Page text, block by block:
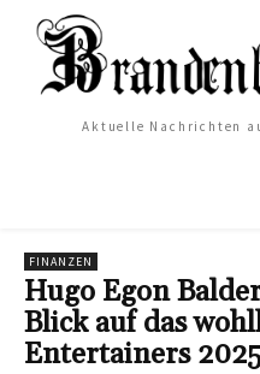
Aktuelle Nachrichten
FINANZEN
Hugo Egon
Blick auf das
Entertainers